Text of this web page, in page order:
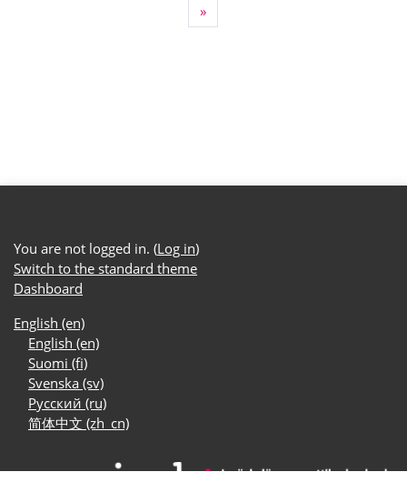
»Next page
You are not logged in. (Log in)
Switch to the standard theme
Dashboard
English ‎(en)‎
English ‎(en)‎
Suomi ‎(fi)‎
Svenska ‎(sv)‎
Русский ‎(ru)‎
简体中文 ‎(zh_cn)‎